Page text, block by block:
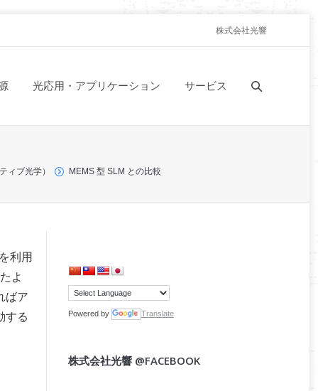
株式会社光響
光応用・アプリケーション サービス
ィブ光学） MEMS 型 SLM との比較
利用
よ
ばア
する
Powered by Translate
株式会社光響 @FACEBOOK